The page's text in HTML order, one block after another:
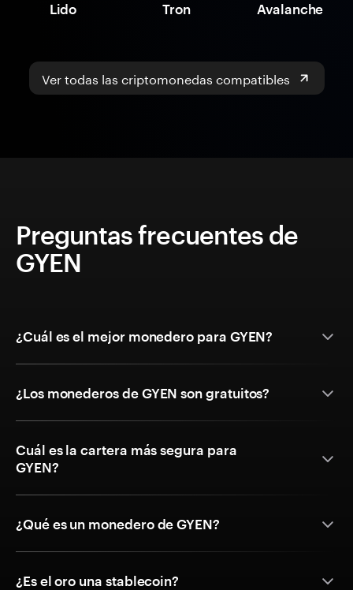
Lido Tron Avalanche
Ver todas las criptomonedas compatibles
Preguntas frecuentes de
GYEN
¿Cuál es el mejor monedero para GYEN?
¿Los monederos de GYEN son gratuitos?
Cuál es la cartera más segura para
GYEN?
¿Qué es un monedero de GYEN?
¿Es el oro una stablecoin?